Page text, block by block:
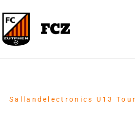
Sallandelectronics U13